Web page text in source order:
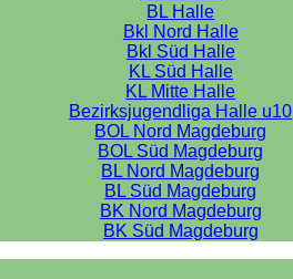
BL Halle
Bkl Nord Halle
Bkl Süd Halle
KL Süd Halle
KL Mitte Halle
Bezirksjugendliga Halle u10
BOL Nord Magdeburg
BOL Süd Magdeburg
BL Nord Magdeburg
BL Süd Magdeburg
BK Nord Magdeburg
BK Süd Magdeburg